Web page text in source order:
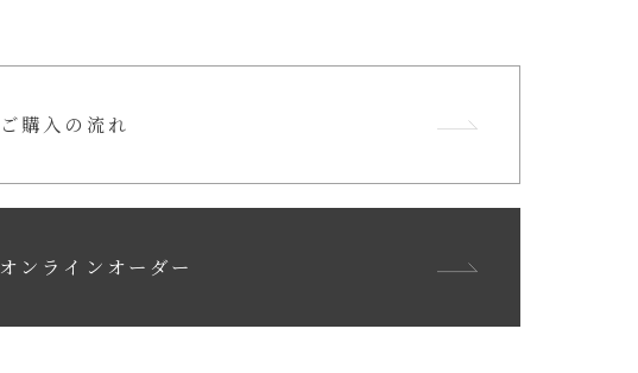
ご購入の流れ
オンラインオーダー